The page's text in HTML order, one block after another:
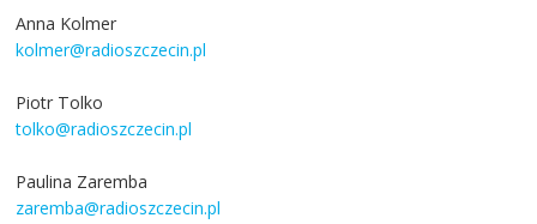
Anna Kolmer
kolmer@radioszczecin.pl
Piotr Tolko
tolko@radioszczecin.pl
Paulina Zaremba
zaremba@radioszczecin.pl